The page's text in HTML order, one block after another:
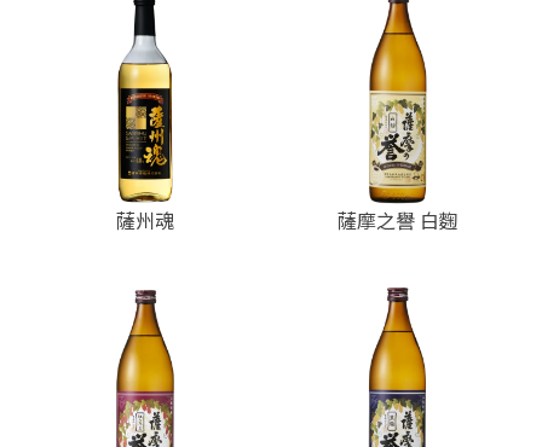
薩州魂 薩摩之譽 白麴